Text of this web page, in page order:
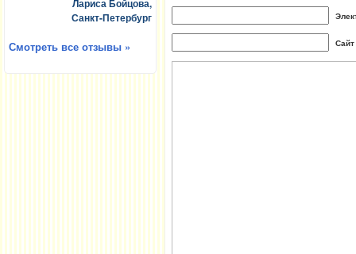
Лариса Бойцова,
Санкт-Петербург
Смотреть все отзывы » Сайт